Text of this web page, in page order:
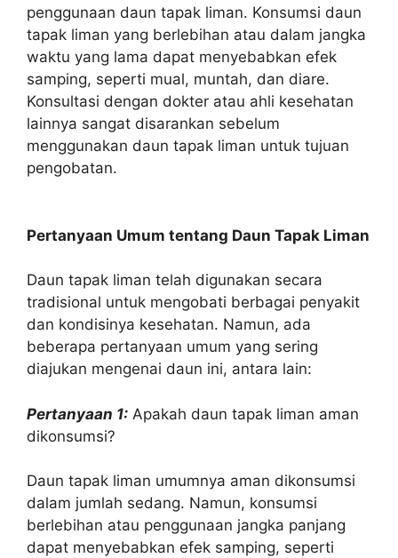
penggunaan daun tapak liman. Konsumsi daun
tapak liman yang berlebihan atau dalam jangka
waktu yang lama dapat menyebabkan efek
samping, seperti mual, muntah, dan diare.
Konsultasi dengan dokter atau ahli kesehatan
lainnya sangat disarankan sebelum
menggunakan daun tapak liman untuk tujuan
pengobatan.
Pertanyaan Umum tentang Daun Tapak Liman
Daun tapak liman telah digunakan secara
tradisional untuk mengobati berbagai penyakit
dan kondisinya kesehatan. Namun, ada
beberapa pertanyaan umum yang sering
diajukan mengenai daun ini, antara lain:
Pertanyaan 1: Apakah daun tapak liman aman
dikonsumsi?
Daun tapak liman umumnya aman dikonsumsi
dalam jumlah sedang. Namun, konsumsi
berlebihan atau penggunaan jangka panjang
dapat menyebabkan efek samping, seperti